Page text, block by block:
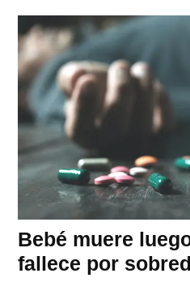
Bebé muere
fallece por